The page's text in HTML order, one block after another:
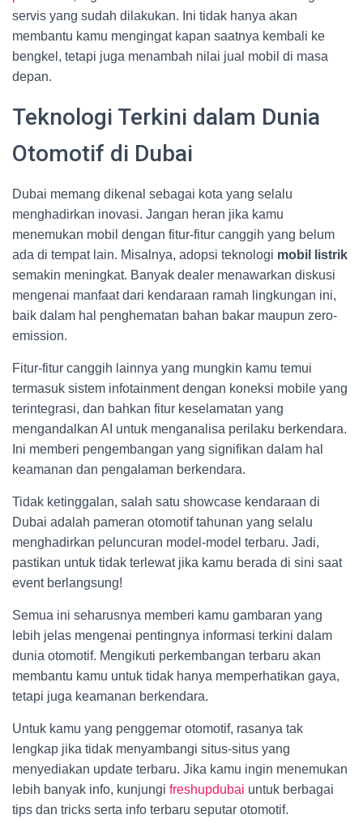
servis yang sudah dilakukan. Ini tidak hanya akan
membantu kamu mengingat kapan saatnya kembali ke
bengkel, tetapi juga menambah nilai jual mobil di masa
depan.
Teknologi Terkini dalam Dunia
Otomotif di Dubai
Dubai memang dikenal sebagai kota yang selalu
menghadirkan inovasi. Jangan heran jika kamu
menemukan mobil dengan fitur-fitur canggih yang belum
ada di tempat lain. Misalnya, adopsi teknologi mobil listrik
semakin meningkat. Banyak dealer menawarkan diskusi
mengenai manfaat dari kendaraan ramah lingkungan ini,
baik dalam hal penghematan bahan bakar maupun zero-
emission.
Fitur-fitur canggih lainnya yang mungkin kamu temui
termasuk sistem infotainment dengan koneksi mobile yang
terintegrasi, dan bahkan fitur keselamatan yang
mengandalkan AI untuk menganalisa perilaku berkendara.
Ini memberi pengembangan yang signifikan dalam hal
keamanan dan pengalaman berkendara.
Tidak ketinggalan, salah satu showcase kendaraan di
Dubai adalah pameran otomotif tahunan yang selalu
menghadirkan peluncuran model-model terbaru. Jadi,
pastikan untuk tidak terlewat jika kamu berada di sini saat
event berlangsung!
Semua ini seharusnya memberi kamu gambaran yang
lebih jelas mengenai pentingnya informasi terkini dalam
dunia otomotif. Mengikuti perkembangan terbaru akan
membantu kamu untuk tidak hanya memperhatikan gaya,
tetapi juga keamanan berkendara.
Untuk kamu yang penggemar otomotif, rasanya tak
lengkap jika tidak menyambangi situs-situs yang
menyediakan update terbaru. Jika kamu ingin menemukan
lebih banyak info, kunjungi freshupdubai untuk berbagai
tips dan tricks serta info terbaru seputar otomotif.